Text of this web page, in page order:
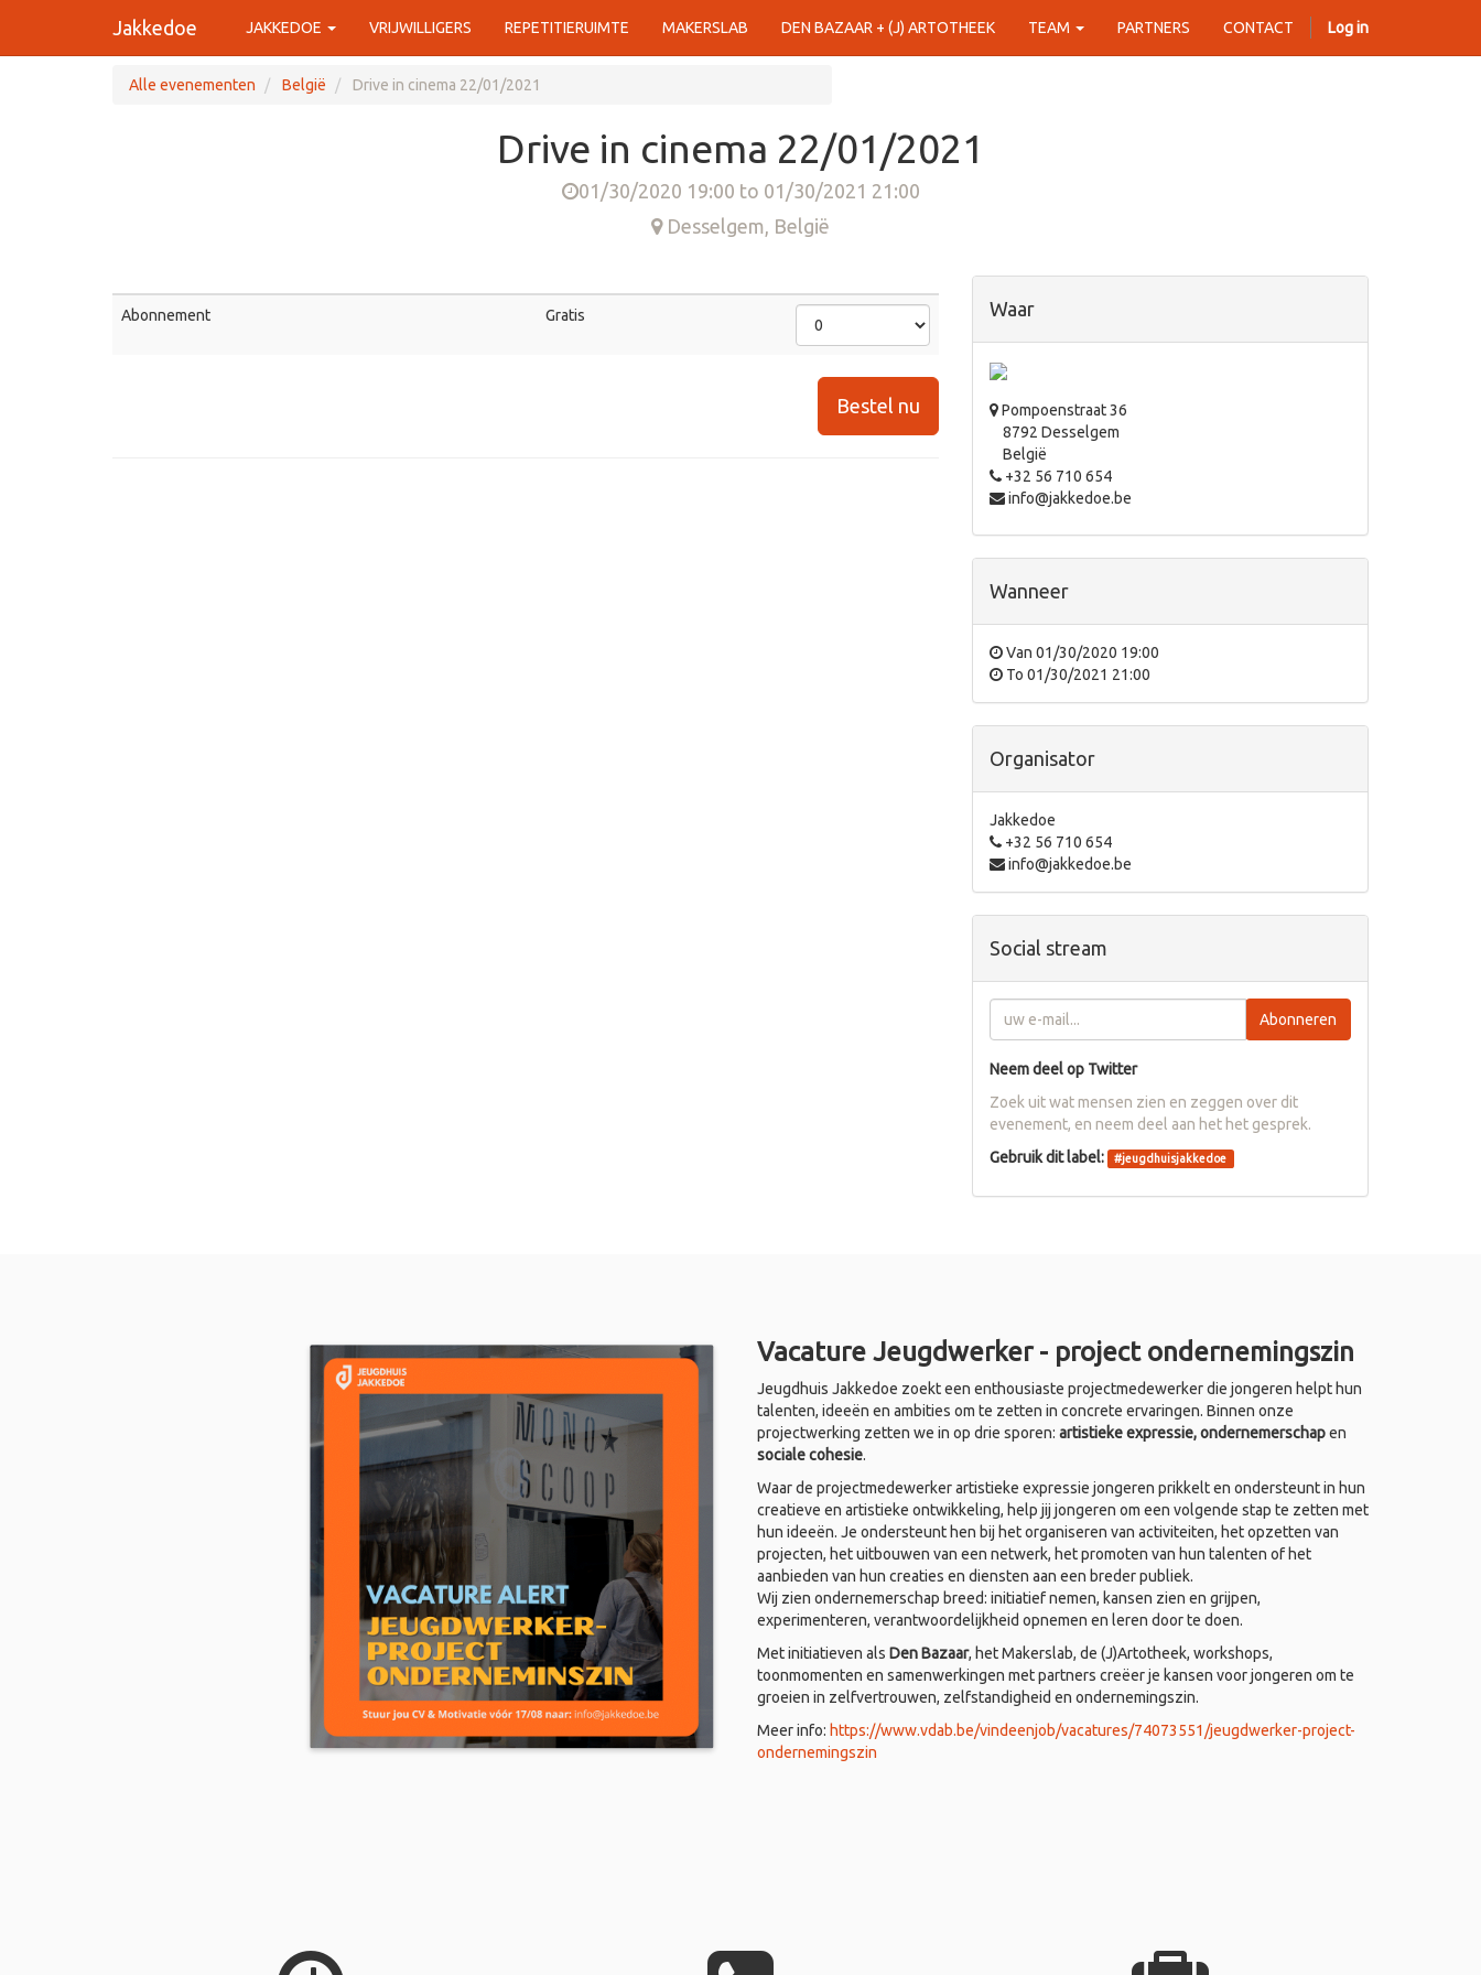
Jakkedoe JAKKEDOE VRIJWILLIGERS REPETITIERUIMTE MAKERSLAB DEN BAZAAR + (J) ARTOTHEEK TEAM PARTNERS CONTACT Log in
Alle evenementen België Drive in cinema 22/01/2021
Drive in cinema 22/01/2021
01/30/2020 19:00 to 01/30/2021 21:00
Desselgem, België
Abonnement Gratis
Bestel nu
Waar
Pompoenstraat 36
8792 Desselgem
België
+32 56 710 654
info@jakkedoe.be
Wanneer
Van 01/30/2020 19:00
To 01/30/2021 21:00
Organisator
Jakkedoe
+32 56 710 654
info@jakkedoe.be
Social stream
Abonneren
Neem deel op Twitter
Zoek uit wat mensen zien en zeggen over dit
evenement, en neem deel aan het het gesprek.
Gebruik dit label:
#jeugdhuisjakkedoe
Vacature Jeugdwerker - project ondernemingszin
Jeugdhuis Jakkedoe zoekt een enthousiaste projectmedewerker die jongeren helpt hun
talenten, ideeën en ambities om te zetten in concrete ervaringen. Binnen onze
projectwerking zetten we in op drie sporen: artistieke expressie, ondernemerschapen
sociale cohesie.
Waar de projectmedewerker artistieke expressie jongeren prikkelt en ondersteunt in hun
creatieve en artistieke ontwikkeling, help jij jongeren om een volgende stap te zetten met
hun ideeën. Je ondersteunt hen bij het organiseren van activiteiten, het opzetten van
projecten, het uitbouwen van een netwerk, het promoten van hun talenten of het
aanbieden van hun creaties en diensten aan een breder publiek.
Wij zien ondernemerschap breed: initiatief nemen, kansen zien en grijpen,
experimenteren, verantwoordelijkheid opnemen en leren door te doen.
Met initiatieven als Den Bazaar, het Makerslab, de (J)Artotheek, workshops,
toonmomenten en samenwerkingen met partners creëer je kansen voor jongeren om te
groeien in zelfvertrouwen, zelfstandigheid en ondernemingszin.
Meer info: https://www.vdab.be/vindeenjob/vacatures/74073551/jeugdwerker-project-
ondernemingszin